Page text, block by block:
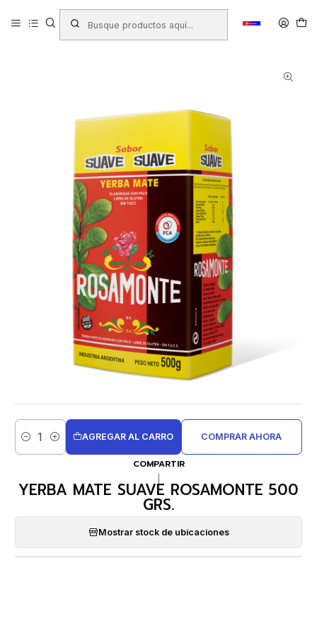
Productos ALMACEN Yerba Mate
YERBA MATE SUAVE ROSAMONTE 500 GRS.
Cantidad
AGREGAR AL CARRO COMPRAR AHORA
COMPARTIR
YERBA MATE SUAVE ROSAMONTE 500
GRS.
Mostrar stock de ubicaciones